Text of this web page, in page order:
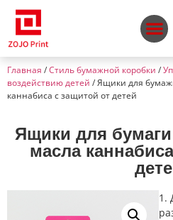
Главная /Стиль бумажной коробки /
воздействию детей / Ящики для
каннабиса с защитой от детей
Ящики для
масла
1.